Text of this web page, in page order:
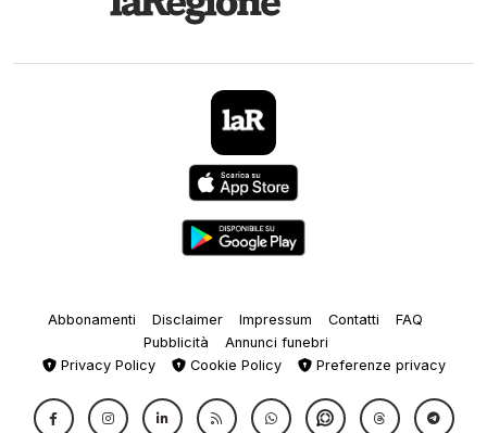
Abbonamenti Disclaimer Impressum Contatti
FAQ
Pubblicità
Annunci funebri
Privacy Policy
Cookie Policy Preferenze privacy